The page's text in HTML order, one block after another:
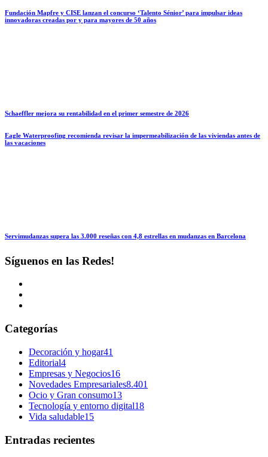
Fundación Mapfre y CISE lanzan el concurso ‘Talento Sénior’ para impulsar ideas
innovadoras creadas por y para mayores de 50 años
Schaeffler mejora su rentabilidad en el primer semestre de 2026
Eagle Waterproofing recomienda revisar la impermeabilización de las viviendas antes de
las vacaciones
Servimudanzas supera las 3.000 reseñas con 4,8 estrellas en mudanzas en Barcelona
Síguenos en las Redes!
Categorías
Decoración y hogar41
Editorial4
Empresas y Negocios16
Novedades Empresariales8.401
Ocio y Gran consumo13
Tecnología y entorno digital18
Vida saludable15
Entradas recientes